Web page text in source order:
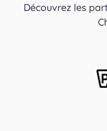
Découvrez les